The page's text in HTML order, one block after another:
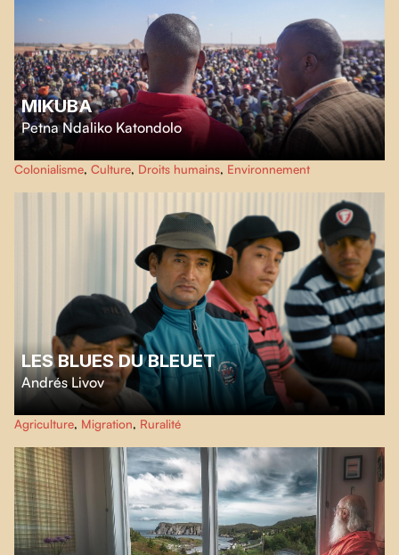
MIKUBA
Petna Ndaliko Katondolo
Mikubanous transporte dans les veines de cobalt de Kolwezi, où les
mineurs artisanaux gardent farouchement leur héritage ancestral.
Colonialisme, Culture, Droits humains, Environnement
LES BLUES DU BLEUET
Andrés Livov
L’été au Lac-Saint-Jean, les champs se teintent de bleu. Les cueilleurs et les
cueilleuses de tout acabit s’empressent de ramasser les bleuets avant le
premier gel d’automne.
Agriculture, Migration, Ruralité